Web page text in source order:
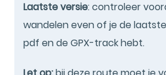
Laatste versie: controleer
wandelen even of je de
pdf en de GPX-track hebt.